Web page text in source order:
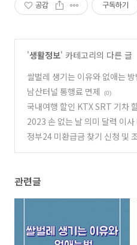
공감 구독하기
'생활정보' 카테고리의 다른 글
쌀벌레 생기는 이유와 없애는 방
남산터널 통행료 면제 (0)
국내여행 할인 KTX SRT 기차
할인 정보 (0)
2023 손 없는 날 의미 달력 이사
정부24 미환급금 찾기 신청 및
관련글